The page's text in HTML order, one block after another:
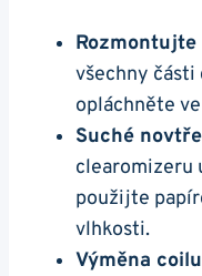
všechny části
opláchněte
Suché
clearomizeru
použijte
vlhkosti.
Výměna coilu